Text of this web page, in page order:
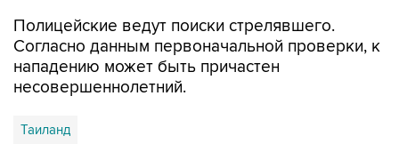
Полицейские ведут поиски стрелявшего.
Согласно данным первоначальной проверки, к
нападению может быть причастен
несовершеннолетний.
Таиланд